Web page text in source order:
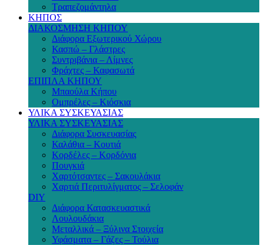
Τραπεζομάντηλα
ΚΗΠΟΣ
ΔΙΑΚΟΣΜΗΣΗ ΚΗΠΟΥ
Διάφορα Εξωτερικού Χώρου
Κασπώ – Γλάστρες
Συντριβάνια – Λίμνες
Φράχτες – Καφασωτά
ΕΠΙΠΛΑ ΚΗΠΟΥ
Μπαούλα Κήπου
Ομπρέλες – Κιόσκια
ΥΛΙΚΑ ΣΥΣΚΕΥΑΣΙΑΣ
ΥΛΙΚΑ ΣΥΣΚΕΥΑΣΙΑΣ
Διάφορα Συσκευασίας
Καλάθια – Κουτιά
Κορδέλες – Κορδόνια
Πουγκιά
Χαρτότσαντες – Σακουλάκια
Χαρτιά Περιτυλίγματος – Σελοφάν
DIY
Διάφορα Κατασκευαστικά
Λουλουδάκια
Μεταλλικά – Ξύλινα Στοιχεία
Υφάσματα – Γάζες – Τούλια